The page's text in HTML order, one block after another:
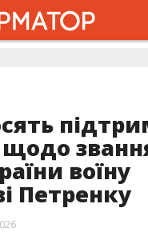
воїну
Петренку